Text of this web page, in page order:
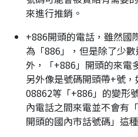
來進行推銷。
+886開頭的電話，雖然國
為「886」，但是除了少
外，「+886」開頭的來電
另外像是號碼開頭帶+號
08862等「+886」的變形
內電話之間來電並不會有
開頭的國內市話號碼」這